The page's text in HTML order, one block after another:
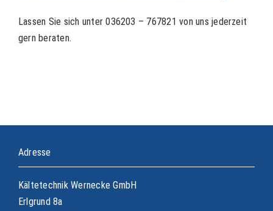
Lassen Sie sich unter 036203 – 767821 von uns jederzeit
gern beraten.
Adresse
Kältetechnik Wernecke GmbH
Erlgrund 8a